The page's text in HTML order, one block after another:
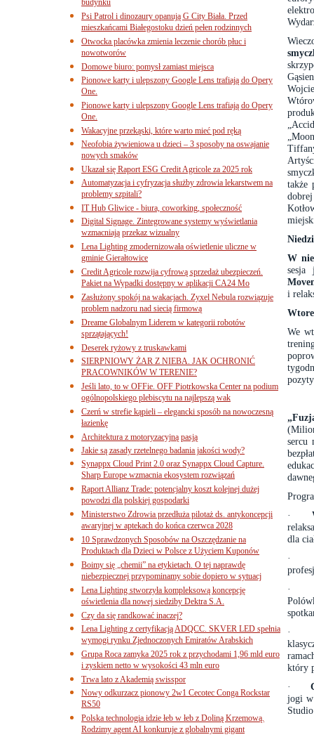
także
W
sesja
i
We
sercu
·
dla
·
·
·
który
·
jogi w
budynku
Psi Patrol i dinozaury opanują G City Biała. Przed
mieszkańcami Białegostoku dzień pełen rodzinnych
Otwocka placówka zmienia leczenie chorób płuc i
nowotworów
Domowe biuro: pomysł zamiast miejsca
Pionowe karty i ulepszony Google Lens trafiają do Opery
One.
Pionowe karty i ulepszony Google Lens trafiają do Opery
One.
Wakacyjne przekąski, które warto mieć pod ręką
Neofobia żywieniowa u dzieci – 3 sposoby na oswajanie
nowych smaków
Ukazał się Raport ESG Credit Agricole za 2025 rok
Automatyzacja i cyfryzacja służby zdrowia lekarstwem na
problemy szpitali?
IT Hub Gliwice - biura, coworking, społeczność
Digital Signage. Zintegrowane systemy wyświetlania
wzmacniają przekaz wizualny
Lena Lighting zmodernizowała oświetlenie uliczne w
gminie Gierałtowice
Credit Agricole rozwija cyfrową sprzedaż ubezpieczeń.
Pakiet na Wypadki dostępny w aplikacji CA24 Mo
Zasłużony spokój na wakacjach. Zyxel Nebula rozwiązuje
problem nadzoru nad siecią firmową
Dreame Globalnym Liderem w kategorii robotów
sprzątających!
Deserek ryżowy z truskawkami
SIERPNIOWY ŻAR Z NIEBA. JAK OCHRONIĆ
PRACOWNIKÓW W TERENIE?
Jeśli lato, to w OFFie. OFF Piotrkowska Center na podium
ogólnopolskiego plebiscytu na najlepszą wak
Czerń w strefie kąpieli – elegancki sposób na nowoczesną
łazienkę
Architektura z motoryzacyjną pasją
Jakie są zasady rzetelnego badania jakości wody?
Synappx Cloud Print 2.0 oraz Synappx Cloud Capture.
Sharp Europe wzmacnia ekosystem rozwiązań
Raport Allianz Trade: potencjalny koszt kolejnej dużej
powodzi dla polskiej gospodarki
Ministerstwo Zdrowia przedłuża pilotaż ds. antykoncepcji
awaryjnej w aptekach do końca czerwca 2028
10 Sprawdzonych Sposobów na Oszczędzanie na
Produktach dla Dzieci w Polsce z Użyciem Kuponów
Boimy się „chemii” na etykietach. O tej naprawdę
niebezpiecznej przypominamy sobie dopiero w sytuacj
Lena Lighting stworzyła kompleksową koncepcję
oświetlenia dla nowej siedziby Dektra S.A.
Czy da się randkować inaczej?
Lena Lighting z certyfikacją ADQCC. SKVER LED spełnia
wymogi rynku Zjednoczonych Emiratów Arabskich
Grupa Roca zamyka 2025 rok z przychodami 1,96 mld euro
i zyskiem netto w wysokości 43 mln euro
Trwa lato z Akademią swisspor
Nowy odkurzacz pionowy 2w1 Cecotec Conga Rockstar
RS50
Polska technologia idzie łeb w łeb z Doliną Krzemową.
Rodzimy agent AI konkuruje z globalnymi gigant